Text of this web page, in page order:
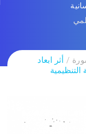
أثر ابعاد
التنظيمية